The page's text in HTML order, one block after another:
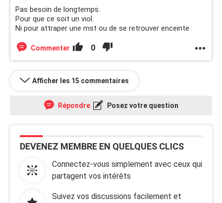
Pas besoin de longtemps.
Pour que ce soit un viol.
Ni pour attraper une mst ou de se retrouver enceinte .
Commenter 0
Afficher les 15 commentaires
Répondre Posez votre question
DEVENEZ MEMBRE EN QUELQUES CLICS
Connectez-vous simplement avec ceux qui
partagent vos intérêts
Suivez vos discussions facilement et